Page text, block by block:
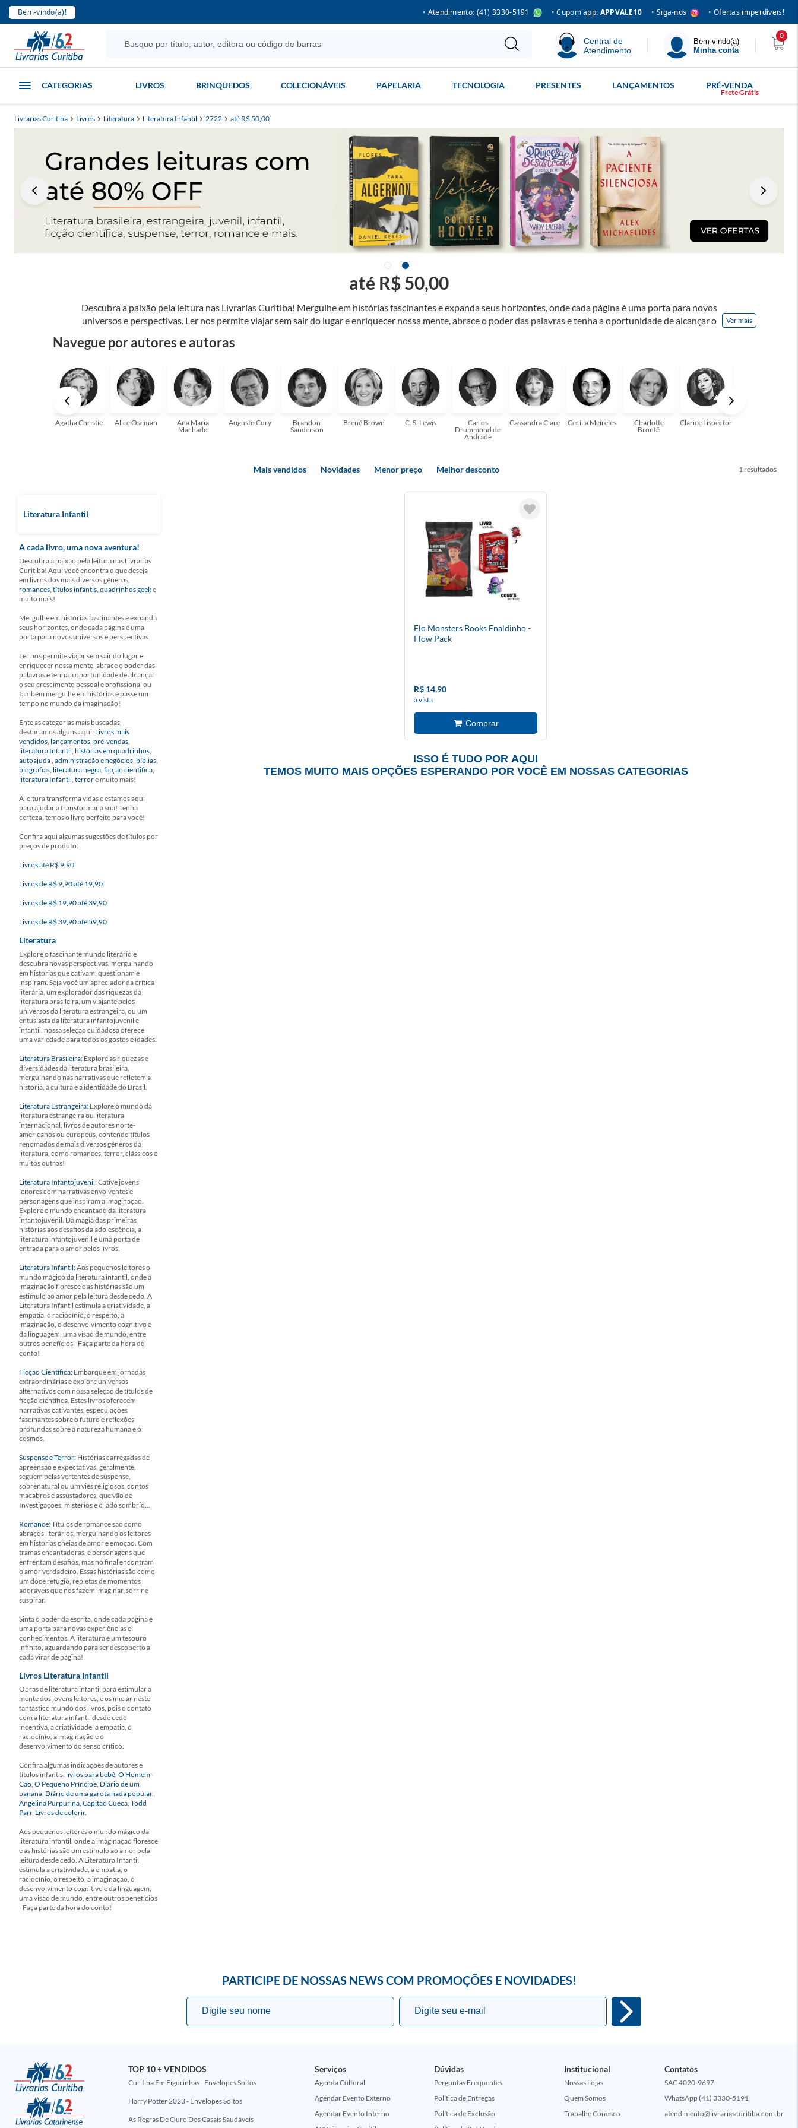
Bem-vindo(a)! • Atendimento: (41) 3330-5191 • Cupom app: APPVALE10 • Siga-nos • Ofertas imperdíveis!
Central de
Atendimento
Bem-vindo(a)
Minha conta
0
CATEGORIAS LIVROS BRINQUEDOS COLECIONÁVEIS PAPELARIA TECNOLOGIA PRESENTES LANÇAMENTOS PRÉ-VENDA
Livrarias Curitiba Livros Literatura Literatura Infantil 2722 até R$ 50,00
Descubra a paixão pela leitura nas Livrarias Curitiba! Mergulhe em histórias fascinantes e expanda seus horizontes, onde cada página é uma porta para novos
universos e perspectivas. Ler nos permite viajar sem sair do lugar e enriquecer nossa mente, abrace o poder das palavras e tenha a oportunidade de alcançar o
aqui para ajudar a transformar a sua! Tenha certeza, temos o livro perfeito para você!
Ver mais
até R$ 50,00
Navegue por autores e autoras
Agatha Christie Alice Oseman
Ana Maria
Machado
Augusto Cury
Brandon
Sanderson
Brené Brown C. S. Lewis
Carlos
Drummond de
Andrade
Cassandra Clare Cecília Meireles
Charlotte
Brontë
Clarice Lispector
Mais vendidos Novidades Menor preço Melhor desconto 1
Literatura Infantil
A cada livro, uma nova aventura!
Descubra a paixão pela leitura nas Livrarias
Curitiba! Aqui você encontra o que deseja
em livros dos mais diversos gêneros,
romances, títulos infantis, quadrinhos geeke
muito mais!
Mergulhe em histórias fascinantes e expanda
seus horizontes, onde cada página é uma
porta para novos universos e perspectivas.
Ler nos permite viajar sem sair do lugar e
enriquecer nossa mente, abrace o poder das
palavras e tenha a oportunidade de alcançar
o seu crescimento pessoal e profissional ou
também mergulhe em histórias e passe um
tempo no mundo da imaginação!
Ente as categorias mais buscadas,
destacamos alguns aqui: Livros mais
vendidos, lançamentos, pré-vendas,
literatura Infantil, histórias em quadrinhos,
autoajuda, administração e negócios, bíblias,
biografias, literatura negra, ficção cientifica,
literatura Infantil, terrore muito mais!
A leitura transforma vidas e estamos aqui
para ajudar a transformar a sua! Tenha
certeza, temos o livro perfeito para você!
Confira aqui algumas sugestões de títulos por
preços de produto:
Livros até R$ 9,90
Livros de R$ 9,90 até 19,90
Livros de R$ 19,90 até 39,90
Livros de R$ 39,90 até 59,90
Literatura
Explore o fascinante mundo literário e
descubra novas perspectivas, mergulhando
em histórias que cativam, questionam e
inspiram. Seja você um apreciador da crítica
literária, um explorador das riquezas da
literatura brasileira, um viajante pelos
universos da literatura estrangeira, ou um
entusiasta da literatura infantojuvenil e
infantil, nossa seleção cuidadosa oferece
uma variedade para todos os gostos e idades.
Literatura Brasileira: Explore as riquezas e
diversidades da literatura brasileira,
mergulhando nas narrativas que refletem a
história, a cultura e a identidade do Brasil.
Literatura Estrangeira: Explore o mundo da
literatura estrangeira ou literatura
internacional, livros de autores norte-
americanos ou europeus, contendo títulos
renomados de mais diversos gêneros da
literatura, como romances, terror, clássicos e
muitos outros!
Literatura Infantojuvenil:Cative jovens
leitores com narrativas envolventes e
personagens que inspiram a imaginação.
Explore o mundo encantado da literatura
infantojuvenil. Da magia das primeiras
histórias aos desafios da adolescência, a
literatura infantojuvenil é uma porta de
entrada para o amor pelos livros.
Literatura Infantil:Aos pequenos leitores o
mundo mágico da literatura infantil, onde a
imaginação floresce e as histórias são um
estimulo ao amor pela leitura desde cedo. A
Literatura Infantil estimula a criatividade, a
empatia, o raciocínio, o respeito, a
imaginação, o desenvolvimento cognitivo e
da linguagem, uma visão de mundo, entre
outros benefícios - Faça parte da hora do
conto!
Ficção Científica: Embarque em jornadas
extraordinárias e explore universos
alternativos com nossa seleção de títulos de
ficção científica. Estes livros oferecem
narrativas cativantes, especulações
fascinantes sobre o futuro e reflexões
profundas sobre a natureza humana e o
cosmos.
Suspense e Terror: Histórias carregadas de
apreensão e expectativas, geralmente,
seguem pelas vertentes de suspense,
sobrenatural ou um viés religiosos, contos
macabros e assustadores, que vão de
Investigações, mistérios e o lado sombrio...
Romance:Títulos de romance são como
abraços literários, mergulhando os leitores
em histórias cheias de amor e emoção. Com
tramas encantadoras, e personagens que
enfrentam desafios, mas no final encontram
o amor verdadeiro. Essas histórias são como
um doce refúgio, repletas de momentos
adoráveis que nos fazem imaginar, sorrir e
suspirar.
Sinta o poder da escrita, onde cada página é
uma porta para novas experiências e
conhecimentos. A literatura é um tesouro
infinito, aguardando para ser descoberto a
cada virar de página!
Livros Literatura Infantil
Obras de literatura infantil para estimular a
mente dos jovens leitores, e os iniciar neste
fantástico mundo dos livros, pois o contato
com a literatura infantil desde cedo
incentiva, a criatividade, a empatia, o
raciocínio, a imaginação e o
desenvolvimento do senso crítico.
Confira algumas indicações de autores e
títulos infantis: livros para bebê, O Homem-
Cão, O Pequeno Príncipe, Diário de um
banana, Diário de uma garota nada popular,
Angelina Purpurina, Capitão Cueca, Todd
Parr, Livros de colorir.
Aos pequenos leitores o mundo mágico da
literatura infantil, onde a imaginação floresce
e as histórias são um estimulo ao amor pela
leitura desde cedo. A Literatura Infantil
estimula a criatividade, a empatia, o
raciocínio, o respeito, a imaginação, o
desenvolvimento cognitivo e da linguagem,
uma visão de mundo, entre outros benefícios
- Faça parte da hora do conto!
Elo Monsters Books Enaldinho -
Flow Pack
R$ 14,90
à vista
ISSO É TUDO POR AQUI
TEMOS MUITO MAIS OPÇÕES ESPERANDO POR VOCÊ EM NOSSAS CATEGORIAS
PARTICIPE DE NOSSAS NEWS COM PROMOÇÕES E NOVIDADES!
TOP 10 + VENDIDOS
Curitiba Em Figurinhas - Envelopes Soltos
Harry Potter 2023 - Envelopes Soltos
As Regras De Ouro Dos Casais Saudáveis
Serviços
Agenda Cultural
Agendar Evento Externo
Agendar Evento Interno
Dúvidas
Perguntas Frequentes
Política de Entregas
Política de Exclusão
Institucional
Nossas Lojas
Quem Somos
Trabalhe Conosco
Contatos
SAC 4020-9697
WhatsApp (41) 3330-5191
atendimento@livrariascuritiba.com.br